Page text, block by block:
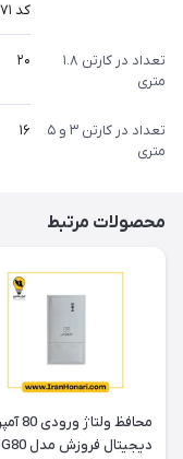
کد 171 -> کابل 5 متر
تعداد در کارتن 1.8
متری
20
تعداد در کارتن 3 و 5
متری
16
محصولات مرتبط
محافظ ولتاژ ورودی 80 آمپر
دیجیتال فروزش مدل DG80